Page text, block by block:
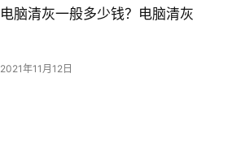
电脑清灰一般多少钱？电脑清灰
2021年11月12日